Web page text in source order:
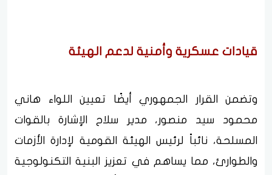
قيادات عسكرية وأمنية لدعم الهيئة
وتضمن القرار الجمهوري أيضًا تعيين اللواء هاني
محمود سيد منصور، مدير سلاح الإشارة بالقوات
المسلحة، نائباً لرئيس الهيئة القومية لإدارة الأزمات
والطوارئ، مما يساهم في تعزيز البنية التكنولوجية